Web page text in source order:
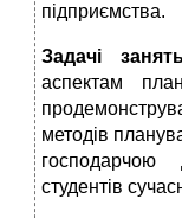
підприємства.
Задачі
аспектам
методів
господарчою
студентів